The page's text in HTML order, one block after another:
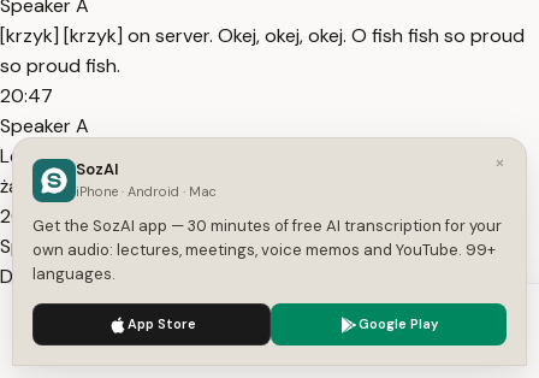
Speaker A
[krzyk] [krzyk] on server. Okej, okej, okej. O fish fish so proud
so proud fish.
20:47
Speaker A
Let's go to żabka. Żabka, żabka, żabka, żabka żabka. Żabka
żabka żabka żabka żabka. Listen.
20:59
Speaker A
Did you visit the financial square already? act road behind
the casino machine enter Rck Please mać.
22:46
Speaker A
We use cookies to enhance your experience.
×
SozAI
iPhone · Android · Mac
Get the SozAI app — 30 minutes of free AI transcription for your
own audio: lectures, meetings, voice memos and YouTube. 99+
languages.
App Store Google Play